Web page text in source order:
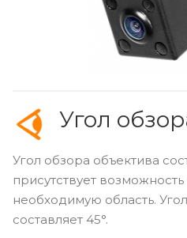
Угол
Угол обзора объектива
присутствует
необходимую область.
составляет 45°.